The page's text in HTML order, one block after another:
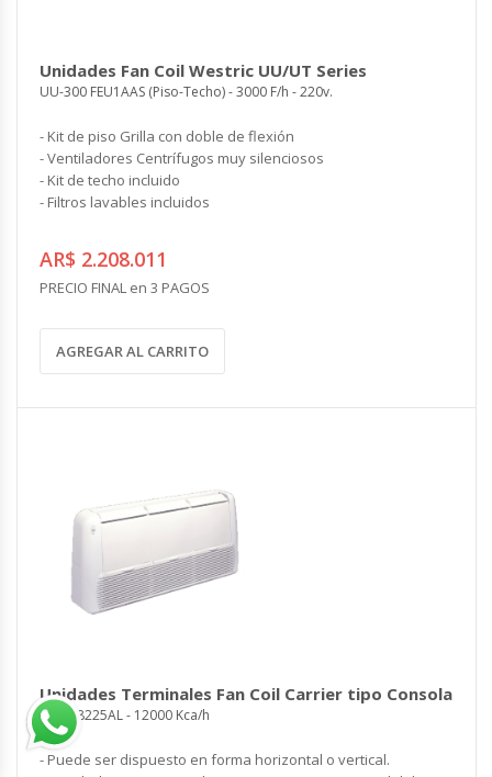
Unidades Fan Coil Westric UU/UT Series
UU-300 FEU1AAS (Piso-Techo) - 3000 F/h - 220v.
- Kit de piso Grilla con doble de flexión
- Ventiladores Centrífugos muy silenciosos
- Kit de techo incluido
- Filtros lavables incluidos
AR$ 2.208.011
PRECIO FINAL en 3 PAGOS
AGREGAR AL CARRITO
Unidades Terminales Fan Coil Carrier tipo Consola
2LSA48225AL - 12000 Kca/h
- Puede ser dispuesto en forma horizontal o vertical.